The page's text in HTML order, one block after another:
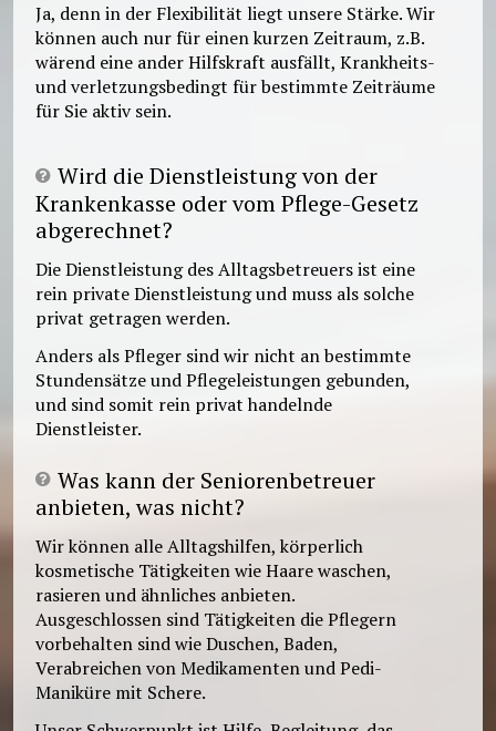
Ja, denn in der Flexibilität liegt unsere Stärke. Wir
können auch nur für einen kurzen Zeitraum, z.B.
wärend eine ander Hilfskraft ausfällt, Krankheits-
und verletzungsbedingt für bestimmte Zeiträume
für Sie aktiv sein.
Wird die Dienstleistung von der
Krankenkasse oder vom Pflege-Gesetz
abgerechnet?
Die Dienstleistung des Alltagsbetreuers ist eine
rein private Dienstleistung und muss als solche
privat getragen werden.
Anders als Pfleger sind wir nicht an bestimmte
Stundensätze und Pflegeleistungen gebunden,
und sind somit rein privat handelnde
Dienstleister.
Was kann der Seniorenbetreuer
anbieten, was nicht?
Wir können alle Alltagshilfen, körperlich
kosmetische Tätigkeiten wie Haare waschen,
rasieren und ähnliches anbieten.
Ausgeschlossen sind Tätigkeiten die Pflegern
vorbehalten sind wie Duschen, Baden,
Verabreichen von Medikamenten und Pedi-
Maniküre mit Schere.